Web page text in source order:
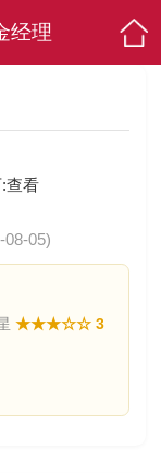
经理
查看
08-05)
★★★☆☆ 3